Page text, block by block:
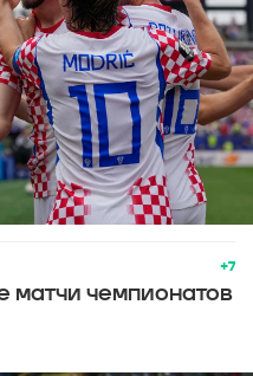
+7
матчи чемпионатов